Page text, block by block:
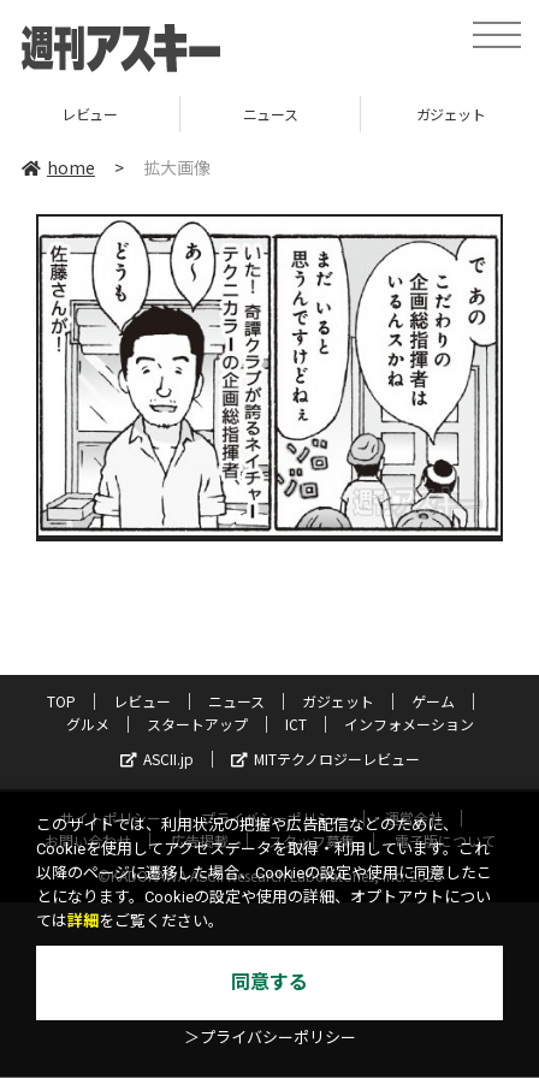
toggle
レビュー ニュース ガジェット
home > 拡大画像
TOP レビュー ニュース ガジェット
ゲーム
グルメ
スタートアップ ICT
インフォメーション
ASCII.jp
MITテクノロジーレビュー
サイトポリシー プライバシーポリシー
運営会社
お問い合わせ
広告掲載 スタッフ募集
電子版について
©KADOKAWA ASCII Research Laboratories, Inc. 2026
このサイトでは、利用状況の把握や広告配信などのために、
Cookieを使用してアクセスデータを取得・利用しています。これ
以降のページに遷移した場合、Cookieの設定や使用に同意したこ
とになります。Cookieの設定や使用の詳細、オプトアウトについ
ては詳細 をご覧ください。
同意する
＞プライバシーポリシー